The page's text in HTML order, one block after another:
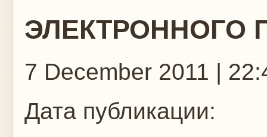
ЭЛЕКТРОННОГО
7 December 2011 |
Дата публикации: